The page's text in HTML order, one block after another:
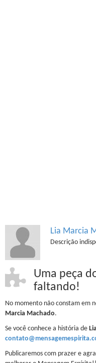
Lia Marcia
Descrição
Uma peça
faltando!
No momento não constam em
Marcia Machado.
Se você conhece a história de
Publicaremos com prazer e